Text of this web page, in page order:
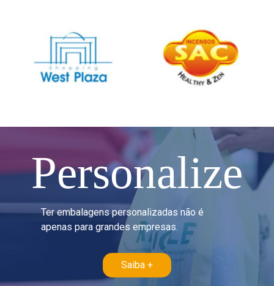
Personalize
Ter embalagens personalizadas não é
apenas para grandes empresas.
Saiba +